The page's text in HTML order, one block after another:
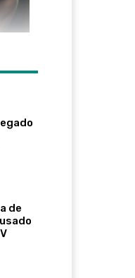
de